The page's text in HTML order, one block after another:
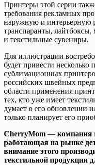
Принтеры этой серии
требования рекламных
наружную и интерьерную
транспаранты,
и текстильные сувениры.
Для иллюстрации
будет привести несколько
сублимационных
российских швейных
области применения
тех, кто уже имеет
думает о его обновлении
только планирует его
CherryMom — компания
работающая на рынке
внимание этого
текстильной продукции